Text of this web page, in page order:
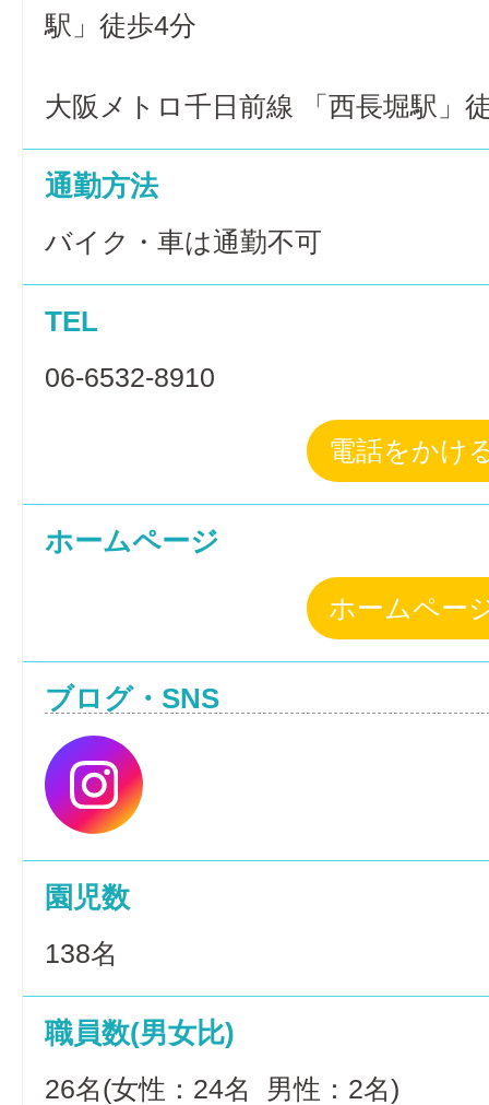
駅」徒歩4分
大阪メトロ千日前線 「西長堀駅」
通勤方法
バイク・車は通勤不可
TEL
06-6532-8910
電話をかけ
ホームページ
ホームペー
ブログ・SNS
園児数
138名
職員数(男女比)
26名(女性：24名 男性：2名)